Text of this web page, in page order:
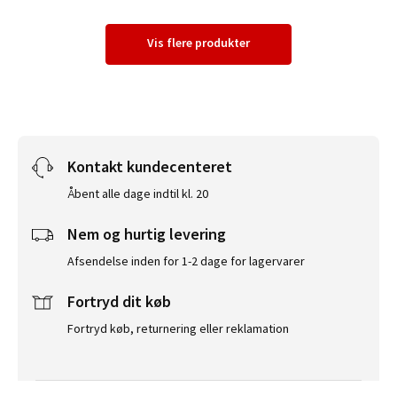
Vis flere produkter
Kontakt kundecenteret
Åbent alle dage indtil kl. 20
Nem og hurtig levering
Afsendelse inden for 1-2 dage for lagervarer
Fortryd dit køb
Fortryd køb, returnering eller reklamation